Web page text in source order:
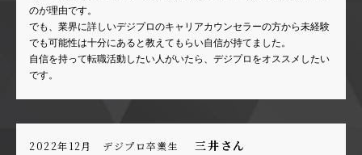
のが理由です。
でも、業界に詳しいデジプロのキャリアカウンセラーの方から未経験
でも可能性は十分にあると教えてもらい自信が持てました。
自信を持って転職活動したい人がいたら、デジプロをオススメしたい
です。
2022年12月 デジプロ卒業生 三井さん